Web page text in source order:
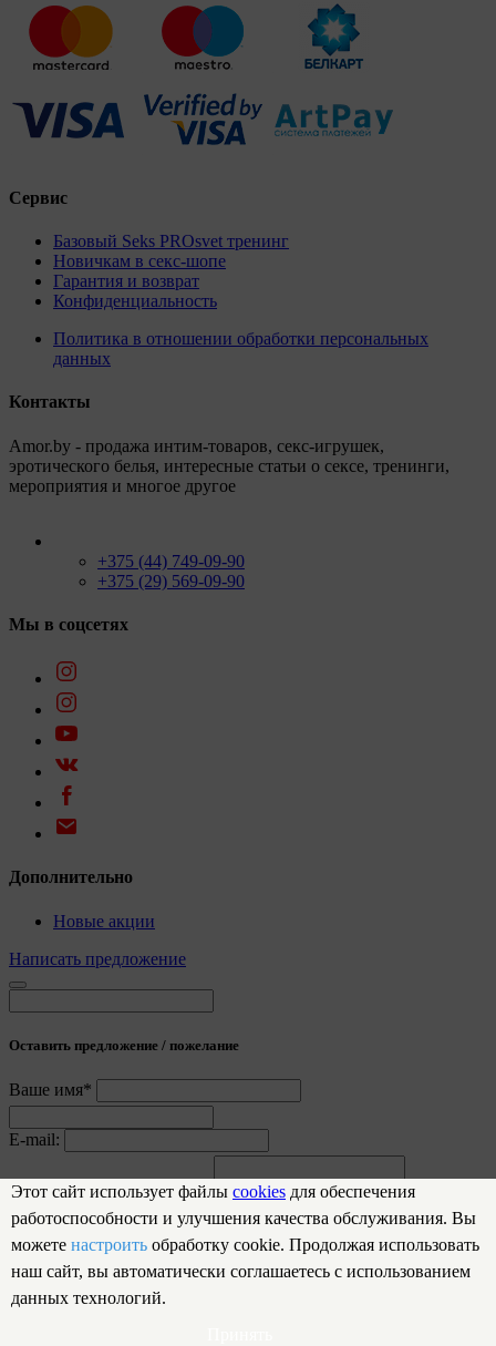
Сервис
Базовый Seks PROsvet тренинг
Новичкам в секс-шопе
Гарантия и возврат
Конфиденциальность
Политика в отношении обработки персональных
данных
Контакты
Amor.by - продажа интим-товаров, секс-игрушек,
эротического белья, интересные статьи о сексе, тренинги,
мероприятия и многое другое
+375 (44) 749-09-90
+375 (29) 569-09-90
Мы в соцсетях
Дополнительно
Новые акции
Написать предложение
Оставить предложение / пожелание
Ваше имя*
E-mail:
Предложение / пожелание
Отправить
Спасибо за обращение!
Мы обязательно рассмотрим вашу заявку
Этот сайт использует файлы cookies для обеспечения
работоспособности и улучшения качества обслуживания. Вы
можете настроить обработку cookie. Продолжая использовать
наш сайт, вы автоматически соглашаетесь с использованием
данных технологий.